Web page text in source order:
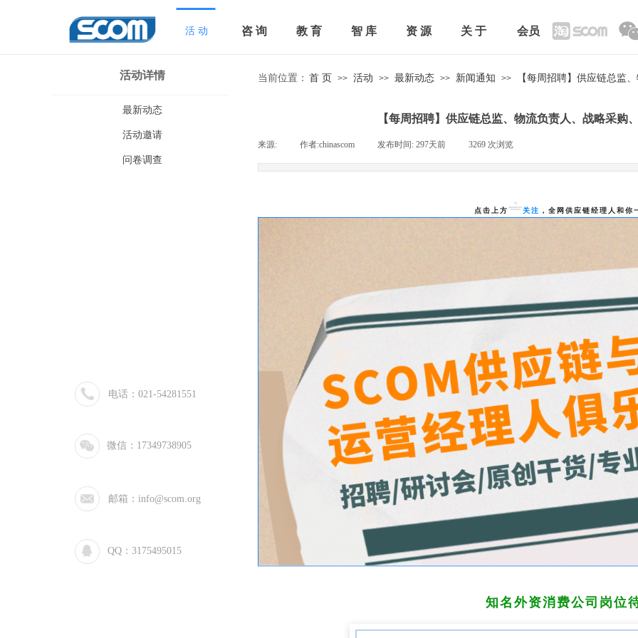
活 动 咨 询 教 育 智 库 资 源 关 于 会员
活动详情 当前位置： 首 页 >> 活动 >> 最新动态 >> 新闻通知 >> 【每周招聘】供应链总监
最新动态
活动邀请
问卷调查
【每周招聘】供应链总监、物流负责人、战略采购
来源: 作者:chinascom 发布时间: 297天前 3269 次浏览
点击上方 关注 ，全网供应链经理人和你
知名外资消费公司 岗位
电话：021-54281551
微信：17349738905
邮箱：info@scom.org
QQ：3175495015